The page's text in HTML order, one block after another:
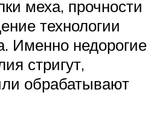
меха, прочности
технологии
Именно недорогие
стригут,
обрабатывают